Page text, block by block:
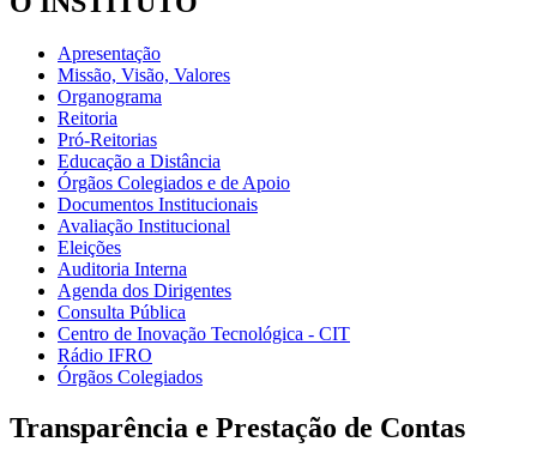
Apresentação
Missão, Visão, Valores
Organograma
Reitoria
Pró-Reitorias
Educação a Distância
Órgãos Colegiados e de Apoio
Documentos Institucionais
Avaliação Institucional
Eleições
Auditoria Interna
Agenda dos Dirigentes
Consulta Pública
Centro de Inovação Tecnológica - CIT
Rádio IFRO
Órgãos Colegiados
Transparência e Prestação de Contas